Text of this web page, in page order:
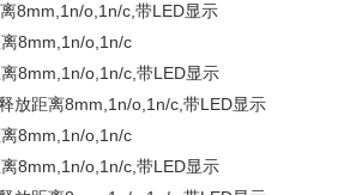
8mm,1n/o,1n/c,带LED显示
8mm,1n/o,1n/c
8mm,1n/o,1n/c,带LED显示
放距离8mm,1n/o,1n/c,带LED显示
8mm,1n/o,1n/c
8mm,1n/o,1n/c,带LED显示